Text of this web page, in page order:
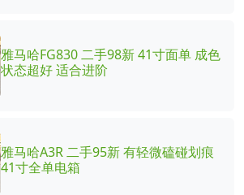
雅马哈FG830 二手98新 41寸面单 成色
状态超好 适合进阶
雅马哈A3R 二手95新 有轻微磕碰划痕
41寸全单电箱